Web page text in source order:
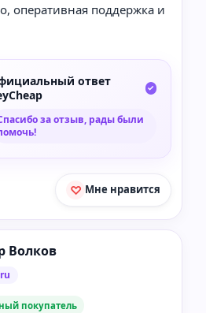
оперативная поддержка и
ответ
за отзыв, рады были
Мне нравится
Волков
покупатель